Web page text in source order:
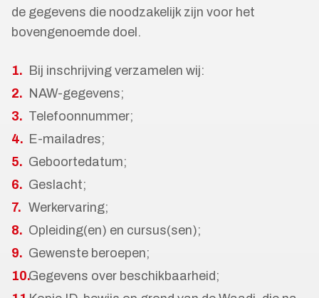
de gegevens die noodzakelijk zijn voor het
bovengenoemde doel.
Bij inschrijving verzamelen wij:
NAW-gegevens;
Telefoonnummer;
E-mailadres;
Geboortedatum;
Geslacht;
Werkervaring;
Opleiding(en) en cursus(sen);
Gewenste beroepen;
Gegevens over beschikbaarheid;